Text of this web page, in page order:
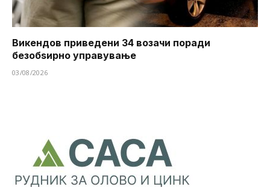
Викендов приведени 34 возачи поради
безобѕирно управување
03/08/2026